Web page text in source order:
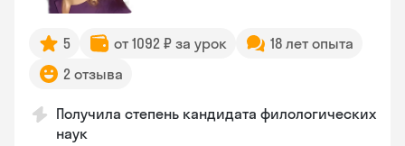
5 от 1092 ₽ за урок
18 лет опыта
2 отзыва
Получила степень кандидата филологических
наук